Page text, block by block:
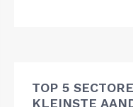
TOP 5
KLEINSTE